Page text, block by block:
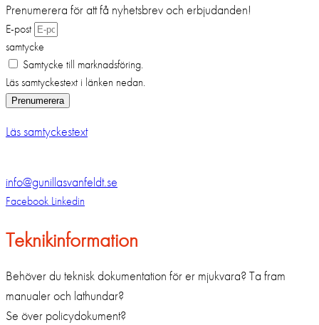
Prenumerera för att få nyhetsbrev och erbjudanden!
E-post
samtycke
Samtycke till marknadsföring.
Läs samtyckestext i länken nedan.
Prenumerera
Läs samtyckestext
info@gunillasvanfeldt.se
Facebook Linkedin
Teknikinformation
Behöver du teknisk dokumentation för er mjukvara? Ta fram
manualer och lathundar?
Se över policydokument?